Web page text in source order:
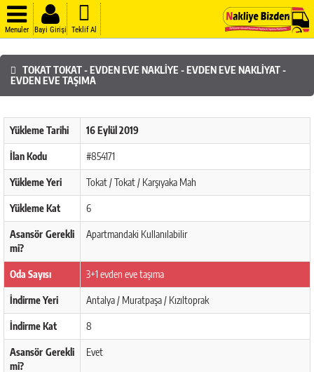
Menuler Bayi Girişi Teklif Al
TOKAT TOKAT - EVDEN EVE NAKLIYE - EVDEN EVE NAKLIYAT -
EVDEN EVE TAŞIMA
Yükleme Tarihi 16 Eylül 2019
İlan Kodu #854171
Yükleme Yeri Tokat / Tokat / Karşıyaka Mah
Yükleme Kat 6
Asansör Gerekli
mi?
Apartmandaki Kullanılabilir
Oda Sayısı 3+1 evden eve taşıma
İndirme Yeri Antalya / Muratpaşa / Kızıltoprak
İndirme Kat 8
Asansör Gerekli
mi?
Evet